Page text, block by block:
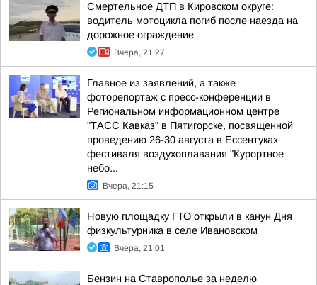
Смертельное ДТП в Кировском округе:
водитель мотоцикла погиб после наезда на
дорожное ограждение
Вчера, 21:27
Главное из заявлений, а также
фоторепортаж с пресс-конференции в
Региональном информационном центре
"ТАСС Кавказ" в Пятигорске, посвященной
проведению 26-30 августа в Ессентуках
фестиваля воздухоплавания "Курортное
небо...
Вчера, 21:15
Новую площадку ГТО открыли в канун Дня
физкультурника в селе Ивановском
Вчера, 21:01
Бензин на Ставрополье за неделю